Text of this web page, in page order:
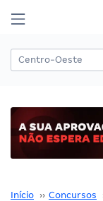
Início ›› Concursos